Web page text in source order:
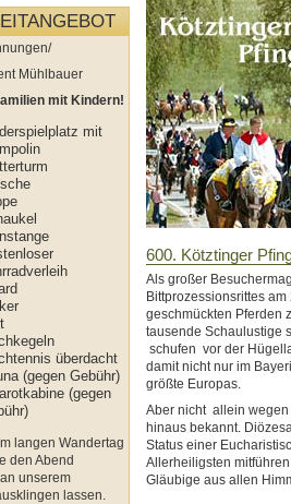
Mühlbauer
mit Kindern!
mit
überdacht
(gegen Gebühr)
(gegen
langen Wandertag
den Abend
unserem
lassen.
600. Kötztinger
Als großer
Bittprozessionsrittes
geschmückten Pferden
tausende Schaulustige
schufen vor der
damit nicht nur im
größte Europas.
Aber nicht allein wegen
hinaus bekannt.
Status einer
Allerheiligsten
Gläubige aus allen